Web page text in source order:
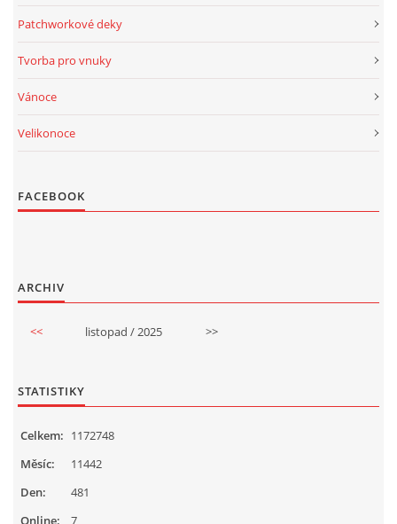
Patchworkové deky
Tvorba pro vnuky
Vánoce
Velikonoce
FACEBOOK
ARCHIV
<< listopad / 2025 >>
STATISTIKY
Online: 7
Celkem: 1172748
Měsíc:
11442
Den:
481